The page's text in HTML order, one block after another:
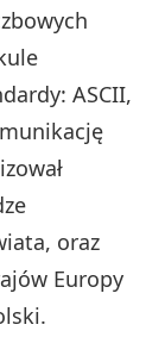
ASCII,
oraz
Europy